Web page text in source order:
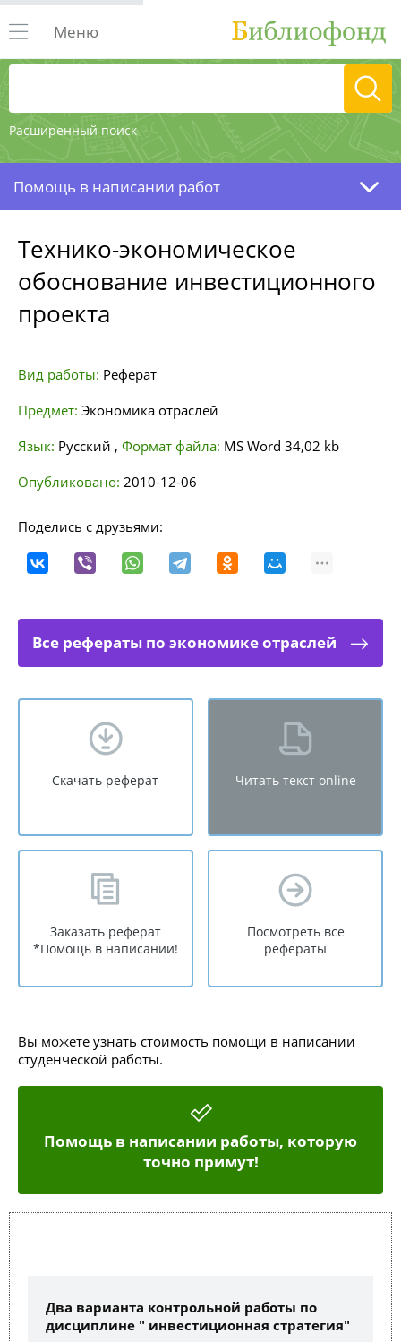
Расширенный поиск
Меню
Помощь в написании работ
Технико-экономическое
обоснование инвестиционного
проекта
Вид работы: Реферат
Предмет: Экономика отраслей
Язык: Русский , Формат файла: MS Word 34,02 kb
Опубликовано: 2010-12-06
Поделись с друзьями:
Все рефераты по экономике отраслей
Скачать реферат Читать текст online
Заказать реферат
*Помощь в написании!
Посмотреть все
рефераты
Вы можете узнать стоимость помощи в написании
студенческой работы.
Помощь в написании работы, которую
точно примут!
Два варианта контрольной работы по
дисциплине " инвестиционная стратегия"